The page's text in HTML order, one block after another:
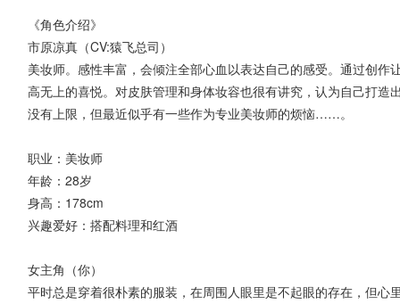
《角色介绍》
市原凉真（CV:猿飞总司）
美妆师。感性丰富，会倾注全部心血以表达自己的感受。通过创
高无上的喜悦。对皮肤管理和身体妆容也很有讲究，认为自己打造
没有上限，但最近似乎有一些作为专业美妆师的烦恼……。
职业：美妆师
年龄：28岁
身高：178cm
兴趣爱好：搭配料理和红酒
女主角（你）
平时总是穿着很朴素的服装，在周围人眼里是不起眼的存在，但心